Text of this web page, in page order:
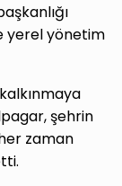
yerel yönetim
şehrin
zaman